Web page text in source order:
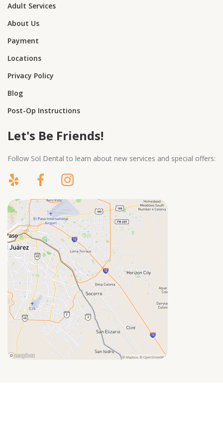
Adult Services
About Us
Payment
Locations
Privacy Policy
Blog
Post-Op Instructions
Let's Be Friends!
Follow Sol Dental to learn about new services and special offers: